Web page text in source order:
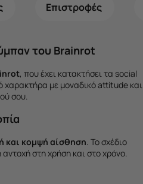
Επιστροφές
του Brainrot
, που έχει κατακτήσει τα social
χαρακτήρα με μοναδικό attitude και
σου.
και κομψή αίσθηση. Το σχέδιο
αντοχή στη χρήση και στο χρόνο.